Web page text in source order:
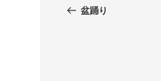
稿
の
盆踊り